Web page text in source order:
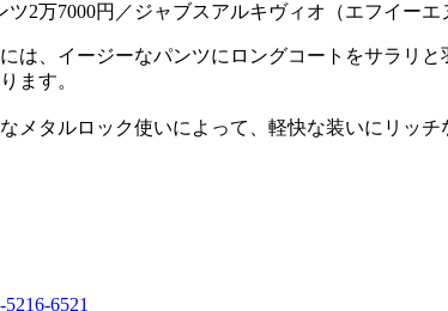
2万7000円／ジャブスアルキヴィオ（エフイーエ
は、イージーなパンツにロングコートをサラリ
ます。
メタルロック使いによって、軽快な装いにリッ
5216-6521